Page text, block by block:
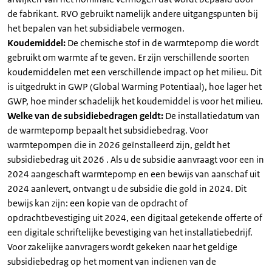
de fabrikant. RVO gebruikt namelijk andere uitgangspunten bij
het bepalen van het subsidiabele vermogen.
Koudemiddel: De chemische stof in de warmtepomp die wordt
gebruikt om warmte af te geven. Er zijn verschillende soorten
koudemiddelen met een verschillende impact op het milieu. Dit
is uitgedrukt in GWP (Global Warming Potentiaal), hoe lager het
GWP, hoe minder schadelijk het koudemiddel is voor het milieu.
Welke van de subsidiebedragen geldt: De installatiedatum van
de warmtepomp bepaalt het subsidiebedrag. Voor
warmtepompen die in 2026 geïnstalleerd zijn, geldt het
subsidiebedrag uit 2026 . Als u de subsidie aanvraagt voor een in
2024 aangeschaft warmtepomp en een bewijs van aanschaf uit
2024 aanlevert, ontvangt u de subsidie die gold in 2024. Dit
bewijs kan zijn: een kopie van de opdracht of
opdrachtbevestiging uit 2024, een digitaal getekende offerte of
een digitale schriftelijke bevestiging van het installatiebedrijf.
Voor zakelijke aanvragers wordt gekeken naar het geldige
subsidiebedrag op het moment van indienen van de